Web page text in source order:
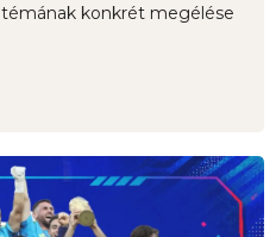
konkrét megélése